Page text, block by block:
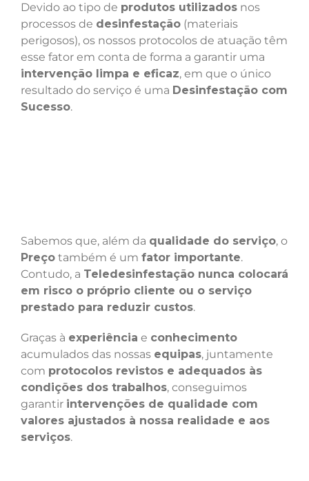
Devido ao tipo de produtos utilizados nos
processos de desinfestação (materiais
perigosos), os nossos protocolos de atuação têm
esse fator em conta de forma a garantir uma
intervenção limpa e eficaz, em que o único
resultado do serviço é uma Desinfestação com
Sucesso.
Sabemos que, além da qualidade do serviço, o
Preço também é um fator importante.
Contudo, a Teledesinfestação nunca colocará
em risco o próprio cliente ou o serviço
prestado para reduzir custos.
Graças à experiência e conhecimento
acumulados das nossas equipas, juntamente
com protocolos revistos e adequados às
condições dos trabalhos, conseguimos
garantir intervenções de qualidade com
valores ajustados à nossa realidade e aos
serviços.